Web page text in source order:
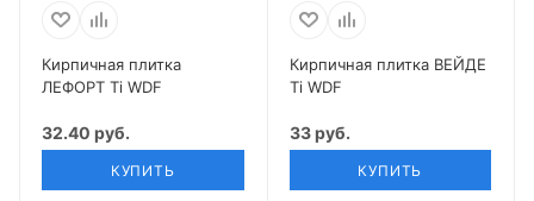
Кирпичная плитка
ЛЕФОРТ Ti WDF
32.40 руб.
КУПИТЬ
Кирпичная плитка ВЕЙДЕ
Ti WDF
33 руб.
КУПИТЬ